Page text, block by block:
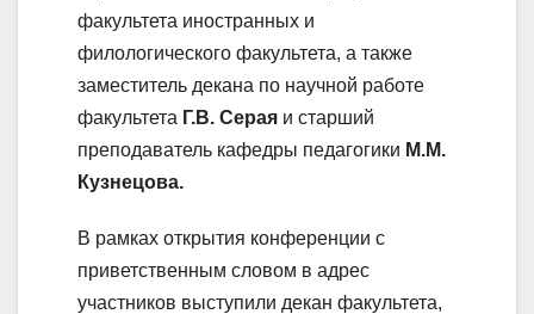
факультета иностранных и
филологического факультета, а также
заместитель декана по научной работе
факультета Г.В. Серая и старший
преподаватель кафедры педагогики М.М.
Кузнецова.
В рамках открытия конференции с
приветственным словом в адрес
участников выступили декан факультета,